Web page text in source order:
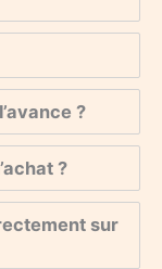
?
?
sur